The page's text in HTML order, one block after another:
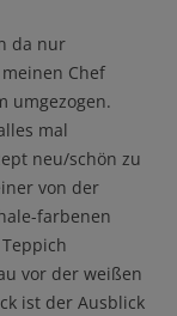
da nur
Chef
umgezogen.
mal
neu/schön zu
von der
farbenen
vor der weißen
ist der Ausblick